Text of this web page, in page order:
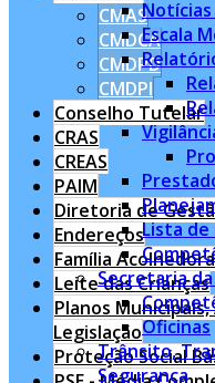
Notícias
Escala
Lista de
Secretaria
Oficinas
Trânsito,
Segurança
CMAS
CMDCA
CMDPD
CMDPI
Conselho Tutelar
CRAS
CREAS
PAIM
Diretoria de
Endereços
Família Acolhedora
Leite das Crianças
Planos
Legislação
Proteção Social